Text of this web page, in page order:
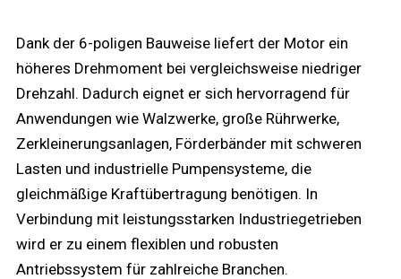
Dank der 6-poligen Bauweise liefert der Motor ein
höheres Drehmoment bei vergleichsweise niedriger
Drehzahl. Dadurch eignet er sich hervorragend für
Anwendungen wie Walzwerke, große Rührwerke,
Zerkleinerungsanlagen, Förderbänder mit schweren
Lasten und industrielle Pumpensysteme, die
gleichmäßige Kraftübertragung benötigen. In
Verbindung mit leistungsstarken Industriegetrieben
wird er zu einem flexiblen und robusten
Antriebssystem für zahlreiche Branchen.